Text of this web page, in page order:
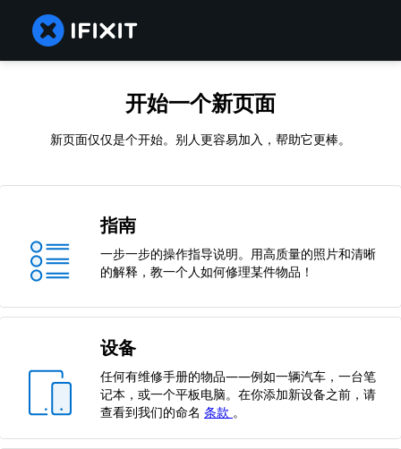
开始一个新页面
新页面仅仅是个开始。别人更容易加入，帮助它更棒。
指南
一步一步的操作指导说明。用高质量的照片和清晰
的解释，教一个人如何修理某件物品！
设备
任何有维修手册的物品——例如一辆汽车，一台笔
记本，或一个平板电脑。在你添加新设备之前，请
查看到我们的命名 条款 。